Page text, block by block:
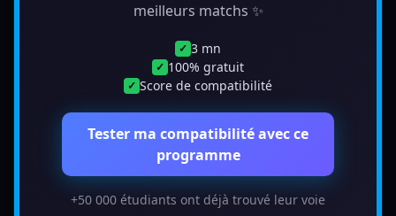
meilleurs matchs ✨
✓ 3 mn
✓ 100% gratuit
✓ Score de compatibilité
Tester ma compatibilité avec ce
programme
+50 000 étudiants ont déjà trouvé leur voie